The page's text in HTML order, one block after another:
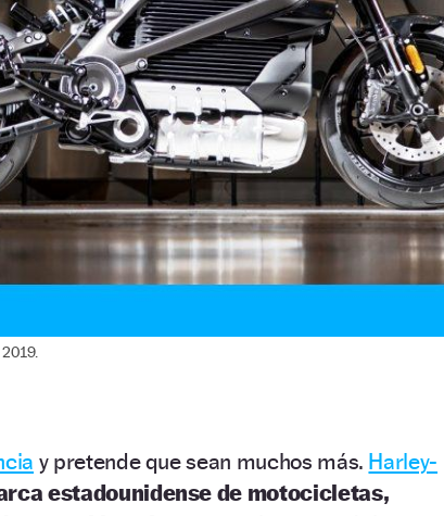
y pretende que sean muchos más. Harley-
estadounidense de motocicletas,